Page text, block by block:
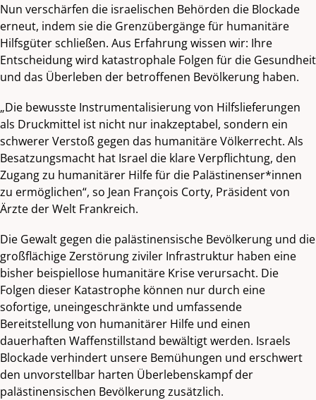
Nun verschärfen die israelischen Behörden die Blockade
erneut, indem sie die Grenzübergänge für humanitäre
Hilfsgüter schließen. Aus Erfahrung wissen wir: Ihre
Entscheidung wird katastrophale Folgen für die Gesundheit
und das Überleben der betroffenen Bevölkerung haben.
„Die bewusste Instrumentalisierung von Hilfslieferungen
als Druckmittel ist nicht nur inakzeptabel, sondern ein
schwerer Verstoß gegen das humanitäre Völkerrecht. Als
Besatzungsmacht hat Israel die klare Verpflichtung, den
Zugang zu humanitärer Hilfe für die Palästinenser*innen
zu ermöglichen“, so Jean François Corty, Präsident von
Ärzte der Welt Frankreich.
Die Gewalt gegen die palästinensische Bevölkerung und die
großflächige Zerstörung ziviler Infrastruktur haben eine
bisher beispiellose humanitäre Krise verursacht. Die
Folgen dieser Katastrophe können nur durch eine
sofortige, uneingeschränkte und umfassende
Bereitstellung von humanitärer Hilfe und einen
dauerhaften Waffenstillstand bewältigt werden. Israels
Blockade verhindert unsere Bemühungen und erschwert
den unvorstellbar harten Überlebenskampf der
palästinensischen Bevölkerung zusätzlich.